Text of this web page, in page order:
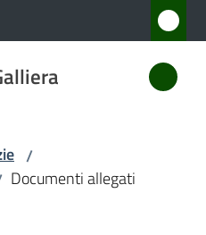
/
Documenti allegati